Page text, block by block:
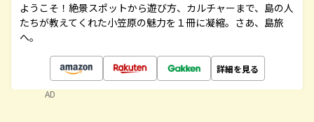
ようこそ！絶景スポットから遊び方、カルチャーまで、島の人
たちが教えてくれた小笠原の魅力を１冊に凝縮。さあ、島旅
へ。
詳細を見る
AD